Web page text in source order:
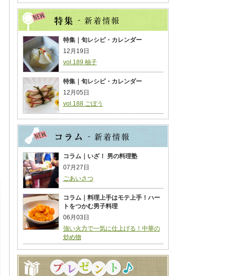
特集｜旬レシピ・カレンダー
12月19日
vol.189 柚子
特集｜旬レシピ・カレンダー
12月05日
vol.188 ごぼう
コラム｜いざ！ 男の料理塾
07月27日
ごあいさつ
コラム｜料理上手はモテ上手！ハー
トをつかむ男子料理
06月03日
強い火力で一気に仕上げる！中華の
炒め物